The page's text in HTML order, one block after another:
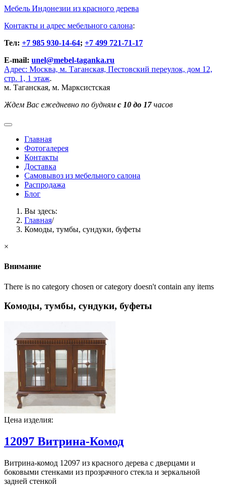
Мебель Индонезии из красного дерева
Контакты и адрес мебельного салона:
Тел: +7 985 930-14-64; +7 499 721-71-17
E-mail: unel@mebel-taganka.ru
Адрес: Москва, м. Таганская, Пестовский переулок, дом 12,
стр. 1, 1 этаж.
м. Таганская, м. Марксистская
Ждем Вас ежедневно по будням с 10 до 17часов
Главная
Фотогалерея
Контакты
Доставка
Cамовывоз из мебельного салона
Распродажа
Блог
Вы здесь:
Главная/
Комоды, тумбы, сундуки, буфеты
×
Внимание
There is no category chosen or category doesn't contain any items
Комоды, тумбы, сундуки, буфеты
Цена изделия:
12097 Витрина-Комод
Витрина-комод 12097 из красного дерева с дверцами и
боковыми стенками из прозрачного стекла и зеркальной
задней стенкой